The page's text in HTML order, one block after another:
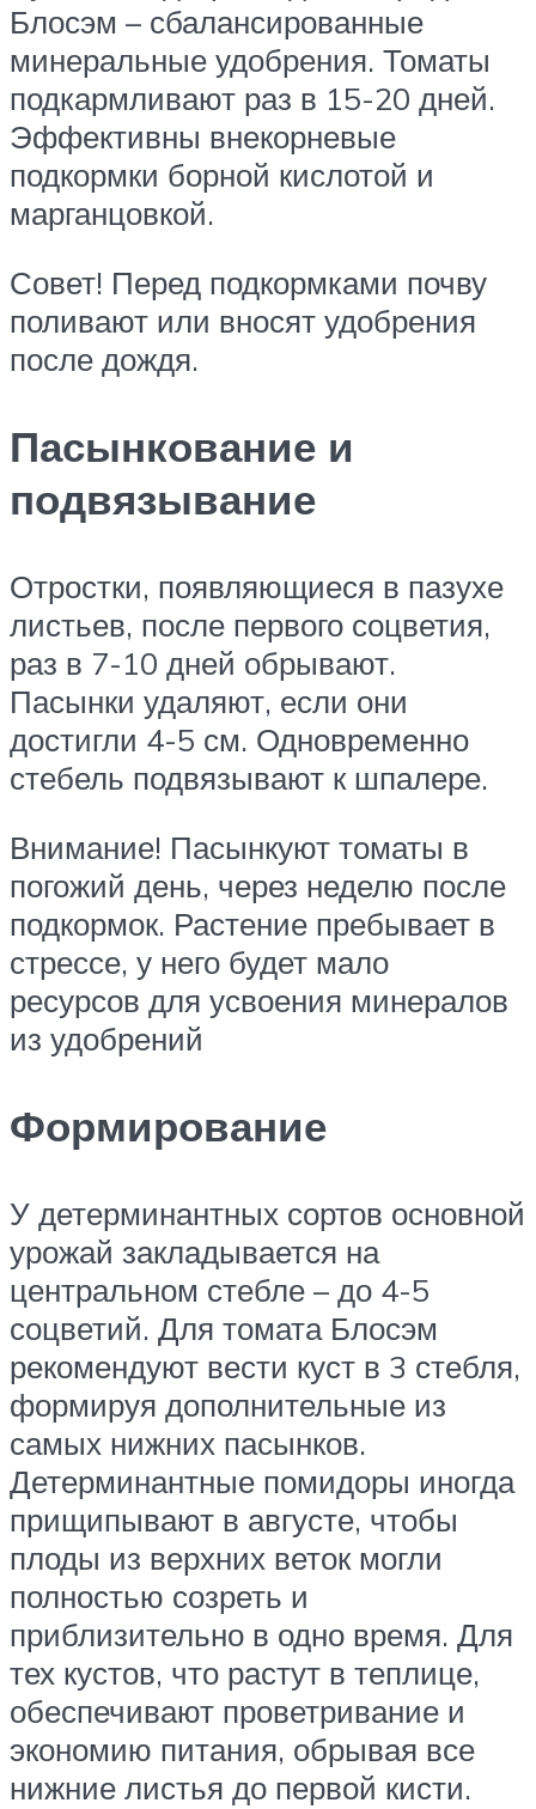
Блосэм – сбалансированные
минеральные удобрения. Томаты
подкармливают раз в 15-20 дней.
Эффективны внекорневые
подкормки борной кислотой и
марганцовкой.
Совет! Перед подкормками почву
поливают или вносят удобрения
после дождя.
Пасынкование и
подвязывание
Отростки, появляющиеся в пазухе
листьев, после первого соцветия,
раз в 7-10 дней обрывают.
Пасынки удаляют, если они
достигли 4-5 см. Одновременно
стебель подвязывают к шпалере.
Внимание! Пасынкуют томаты в
погожий день, через неделю после
подкормок. Растение пребывает в
стрессе, у него будет мало
ресурсов для усвоения минералов
из удобрений
Формирование
У детерминантных сортов основной
урожай закладывается на
центральном стебле – до 4-5
соцветий. Для томата Блосэм
рекомендуют вести куст в 3 стебля,
формируя дополнительные из
самых нижних пасынков.
Детерминантные помидоры иногда
прищипывают в августе, чтобы
плоды из верхних веток могли
полностью созреть и
приблизительно в одно время. Для
тех кустов, что растут в теплице,
обеспечивают проветривание и
экономию питания, обрывая все
нижние листья до первой кисти.